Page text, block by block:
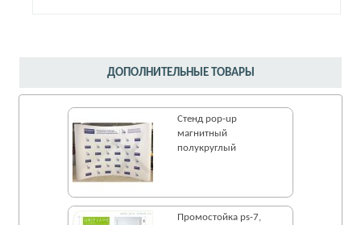
ДОПОЛНИТЕЛЬНЫЕ ТОВАРЫ
Стенд pop-up
магнитный
полукруглый
Промостойка ps-7,